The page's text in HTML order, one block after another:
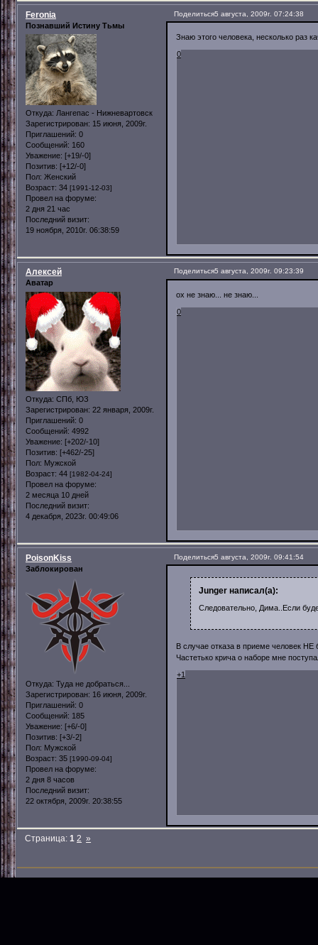
Поделиться5 августа, 2009г. 07:24:38
Feronia
Познавший Истину Тьмы
Откуда: Лангепас - Нижневартовск
Зарегистрирован: 15 июня, 2009г.
Приглашений: 0
Сообщений: 160
Уважение: [+19/-0]
Позитив: [+12/-0]
Пол: Женский
Возраст: 34 [1991-12-03]
Провел на форуме:
2 дня 21 час
Последний визит:
19 ноября, 2010г. 06:38:59
Знаю этого человека, несколько раз
0
Поделиться5 августа, 2009г. 09:23:39
Алексей
Аватар
Откуда: СПб, ЮЗ
Зарегистрирован: 22 января, 2009г.
Приглашений: 0
Сообщений: 4992
Уважение: [+202/-10]
Позитив: [+462/-25]
Пол: Мужской
Возраст: 44 [1982-04-24]
Провел на форуме:
2 месяца 10 дней
Последний визит:
4 декабря, 2023г. 00:49:06
ох не знаю... не знаю...
0
Поделиться5 августа, 2009г. 09:41:54
PoisonKiss
Заблокирован
Откуда: Туда не добраться...
Зарегистрирован: 16 июня, 2009г.
Приглашений: 0
Сообщений: 185
Уважение: [+6/-0]
Позитив: [+3/-2]
Пол: Мужской
Возраст: 35 [1990-09-04]
Провел на форуме:
2 дня 8 часов
Последний визит:
22 октября, 2009г. 20:38:55
Junger написал(а):
Следовательно, Дима..Если
В случае отказа в приеме человек
Частетько крича о наборе мне
+1
Страница:1 2 »